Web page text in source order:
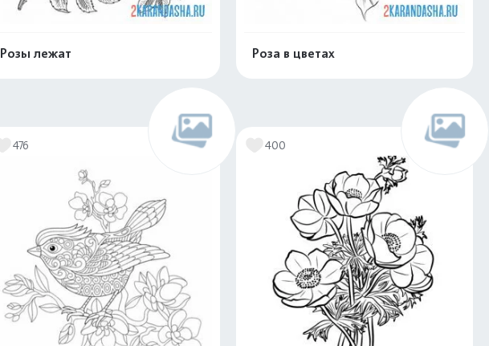
Розы лежат Роза в цветах
476 400